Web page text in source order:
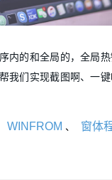
内的和全局的，全局
我们实现截图啊、一
WINFROM 、
窗体